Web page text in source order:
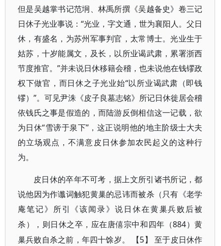
但是吴越掌书记范坰、林禹所撰《吴越备史》卷三记
日休子光业事说：“光业，字文通，世为襄阳人。父日
休，有盛名，为苏州军事判官，太常博士。光业生于
姑苏，十岁能属文，及长，以所业谒武肃，累署浙西
节度推官。”并未说日休移籍会稽，也未说他在钱镠政
权下做官，而日休之子光业始“以所业谒武肃（即钱
镠）”。可见尹洙《皮子良墓志铭》所记日休徙居会稽
依钱氏之事是假造的，而陆游反倒相信这一记载，欲
为日休“雪谤于泉下”，这正说明他的地主阶级士大夫
的立场观点，不满意皮日休参加农民起义的这种行
为。
皮日休的卒年不可考，据上文所引诸书所记，都
说他因为作谶词触犯黄巢的忌讳而被杀（只有《老学
庵笔记》所引《该闻录》说日休在黄巢兵败后被
杀），则日休之卒，应在唐僖宗中和四年（884）黄
巢兵败自杀之前，年四十馀岁。 【5】 至于皮日休作